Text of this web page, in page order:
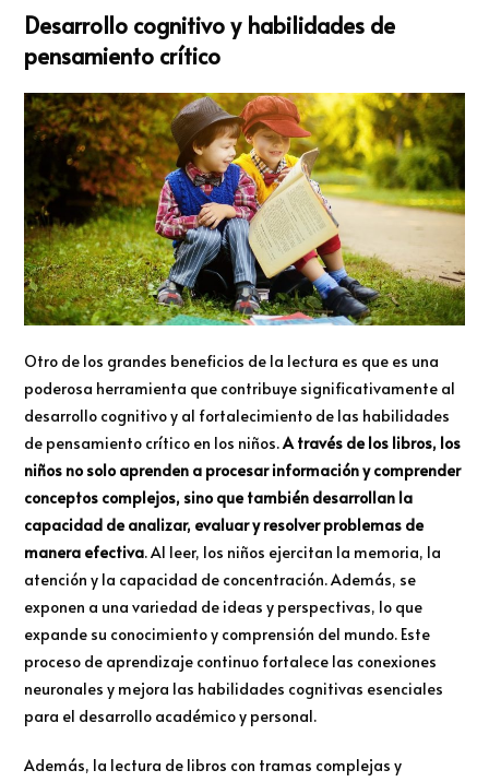
Desarrollo cognitivo y habilidades de
pensamiento crítico
Otro de los grandes beneficios de la lectura es que es una
poderosa herramienta que contribuye significativamente al
desarrollo cognitivo y al fortalecimiento de las habilidades
de pensamiento crítico en los niños.A través de los libros, los
niños no solo aprenden a procesar información y comprender
conceptos complejos, sino que también desarrollan la
capacidad de analizar, evaluar y resolver problemas de
manera efectiva. Al leer, los niños ejercitan la memoria, la
atención y la capacidad de concentración. Además, se
exponen a una variedad de ideas y perspectivas, lo que
expande su conocimiento y comprensión del mundo. Este
proceso de aprendizaje continuo fortalece las conexiones
neuronales y mejora las habilidades cognitivas esenciales
para el desarrollo académico y personal.
Además, la lectura de libros con tramas complejas y